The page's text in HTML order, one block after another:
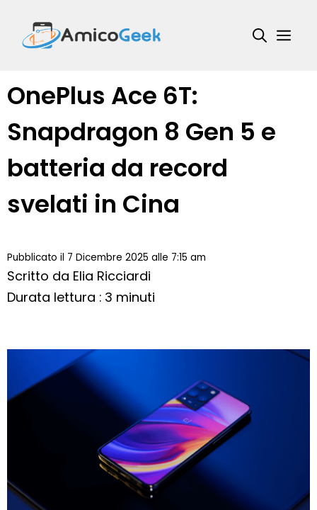
contenuto
OnePlus Ace 6T:
Snapdragon 8 Gen 5 e
batteria da record
svelati in Cina
Pubblicato il 7 Dicembre 2025 alle 7:15 am
Scritto da Elia Ricciardi
Durata lettura : 3 minuti